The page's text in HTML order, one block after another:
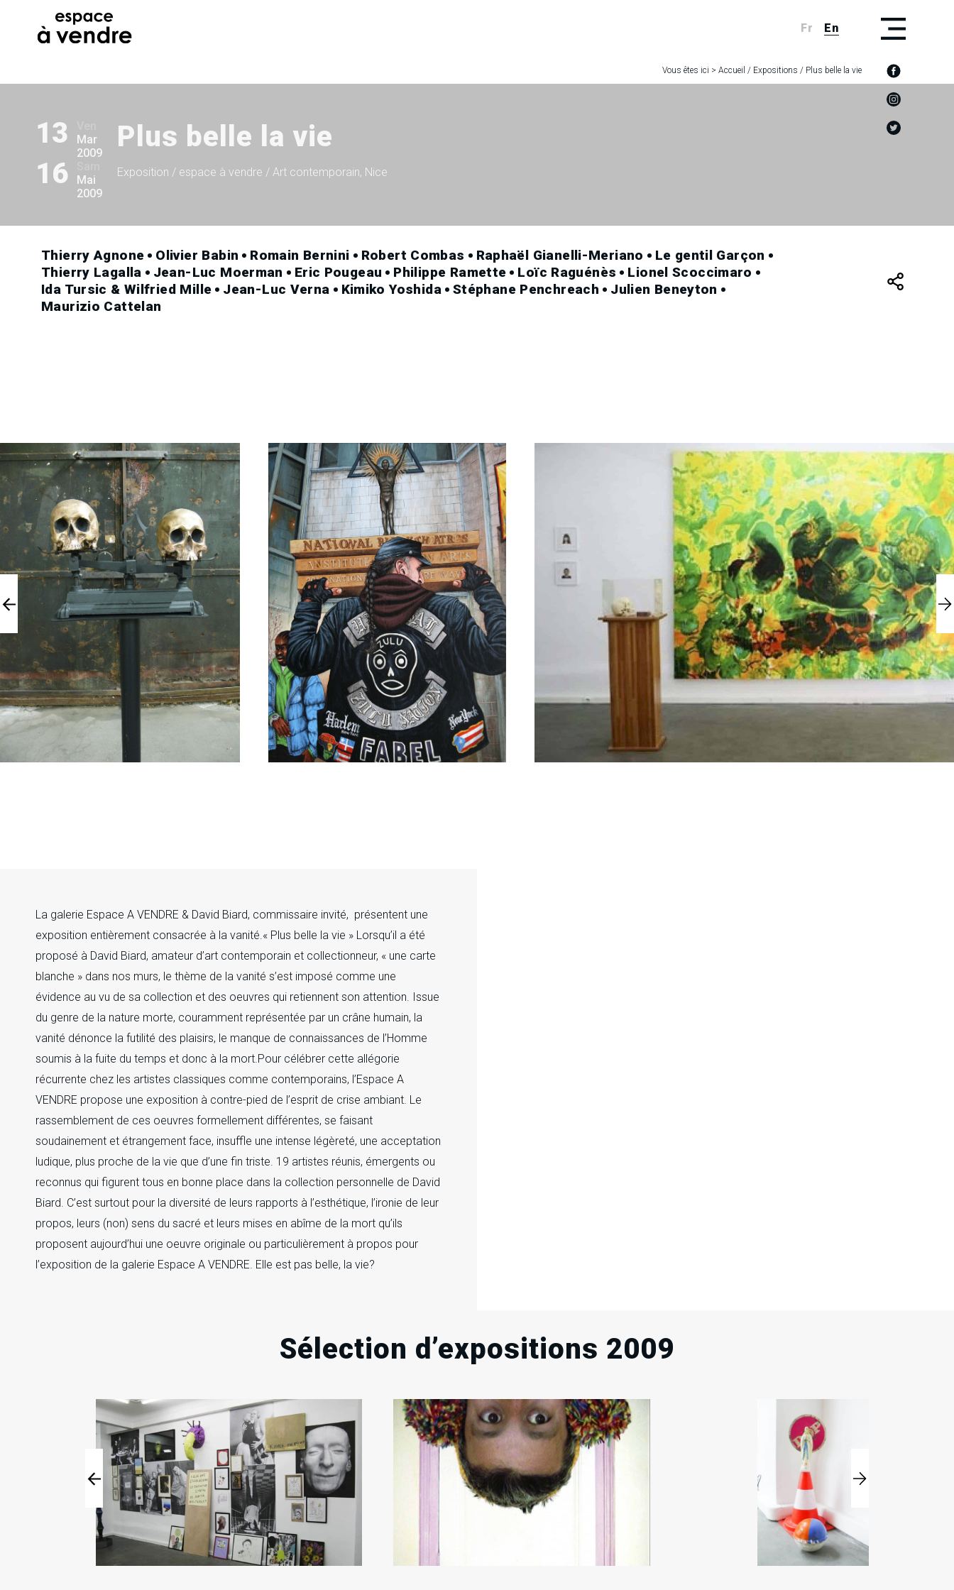
Fr En
Vous êtes ici > Accueil / Expositions / Plus belle la vie
13
Mar
2009
16
Mai
2009
Plus belle la vie
Exposition / espace à vendre / Art contemporain, Nice
Thierry Agnone Olivier Babin Romain Bernini Robert Combas Raphaël Gianelli-Meriano
Le gentil Garçon
Thierry Lagalla
Jean-Luc Moerman Eric Pougeau Philippe Ramette Loïc Raguénès
Lionel Scoccimaro
Ida Tursic & Wilfried Mille
Jean-Luc Verna Kimiko Yoshida Stéphane Penchreach
Julien Beneyton
Maurizio Cattelan
La galerie Espace A VENDRE & David Biard, commissaire invité, présentent une
exposition entièrement consacrée à la vanité.« Plus belle la vie » Lorsqu’il a été
proposé à David Biard, amateur d’art contemporain et collectionneur, « une carte
blanche » dans nos murs, le thème de la vanité s’est imposé comme une
évidence au vu de sa collection et des oeuvres qui retiennent son attention. Issue
du genre de la nature morte, couramment représentée par un crâne humain, la
vanité dénonce la futilité des plaisirs, le manque de connaissances de l’Homme
soumis à la fuite du temps et donc à la mort.Pour célébrer cette allégorie
récurrente chez les artistes classiques comme contemporains, l’Espace A
VENDRE propose une exposition à contre-pied de l’esprit de crise ambiant. Le
rassemblement de ces oeuvres formellement différentes, se faisant
soudainement et étrangement face, insuffle une intense légèreté, une acceptation
ludique, plus proche de la vie que d’une fin triste. 19 artistes réunis, émergents ou
reconnus qui figurent tous en bonne place dans la collection personnelle de David
Biard. C’est surtout pour la diversité de leurs rapports à l’esthétique, l’ironie de leur
propos, leurs (non) sens du sacré et leurs mises en abîme de la mort qu’ils
proposent aujourd’hui une oeuvre originale ou particulièrement à propos pour
l’exposition de la galerie Espace A VENDRE. Elle est pas belle, la vie?
Sélection d’expositions 2009
11
Ven
Sep
2009
21
Nov
RECHERCHE EN COURS
...